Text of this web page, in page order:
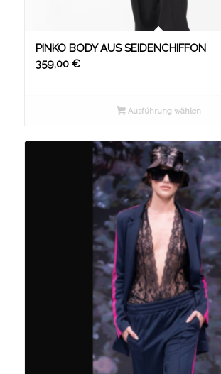
PINKO BODY AUS SEIDENCHIFFON
359,00 €
Ausführung wählen